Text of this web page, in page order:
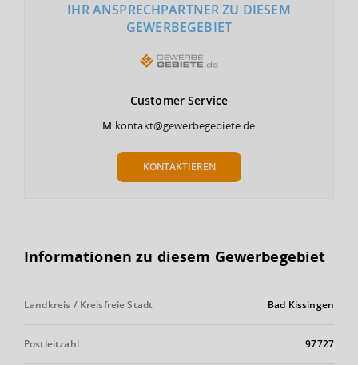
IHR ANSPRECHPARTNER ZU DIESEM
GEWERBEGEBIET
Customer Service
M kontakt@gewerbegebiete.de
KONTAKTIEREN
Informationen zu diesem Gewerbegebiet
Landkreis / Kreisfreie Stadt Bad Kissingen
Postleitzahl 97727